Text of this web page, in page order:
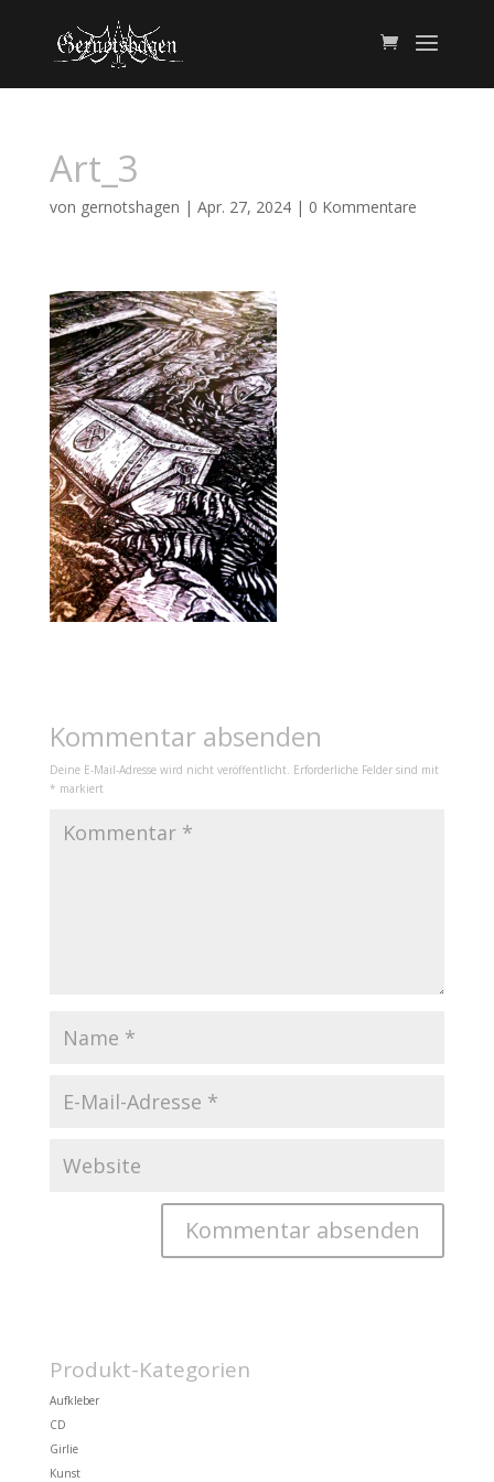
Art_3
von gernotshagen | Apr. 27, 2024| 0 Kommentare
Kommentar absenden
Deine E-Mail-Adresse wird nicht veröffentlicht. Erforderliche Felder sind mit
* markiert
Produkt-Kategorien
Aufkleber
CD
Girlie
Kunst